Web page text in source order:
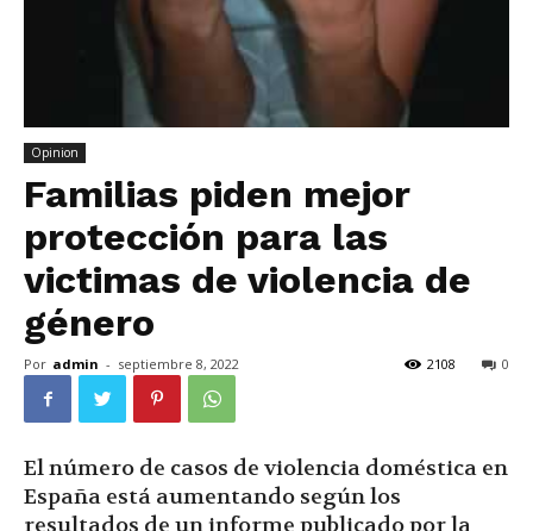
Opinion
Familias piden mejor
protección para las
victimas de violencia de
género
Por admin - septiembre 8, 2022 0
2108
El número de casos de violencia doméstica en
España está aumentando según los